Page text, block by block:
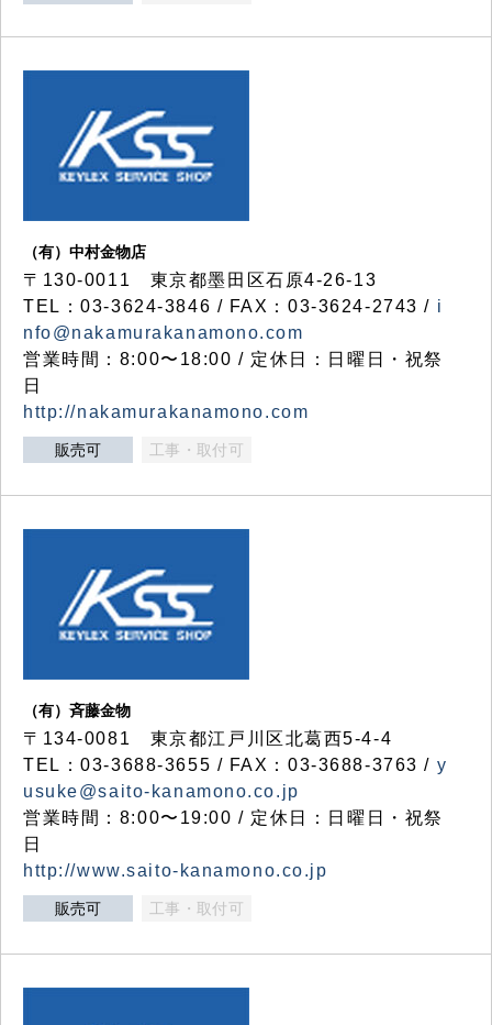
（有）中村金物店
〒130-0011 東京都墨田区石原4-26-13
TEL：03-3624-3846 / FAX：03-3624-2743 / i
nfo@nakamurakanamono.com
営業時間：8:00〜18:00 / 定休日：日曜日・祝祭
日
http://nakamurakanamono.com
販売可 工事・取付可
（有）斉藤金物
〒134-0081 東京都江戸川区北葛西5-4-4
TEL：03-3688-3655 / FAX：03-3688-3763 / y
usuke@saito-kanamono.co.jp
営業時間：8:00〜19:00 / 定休日：日曜日・祝祭
日
http://www.saito-kanamono.co.jp
販売可 工事・取付可